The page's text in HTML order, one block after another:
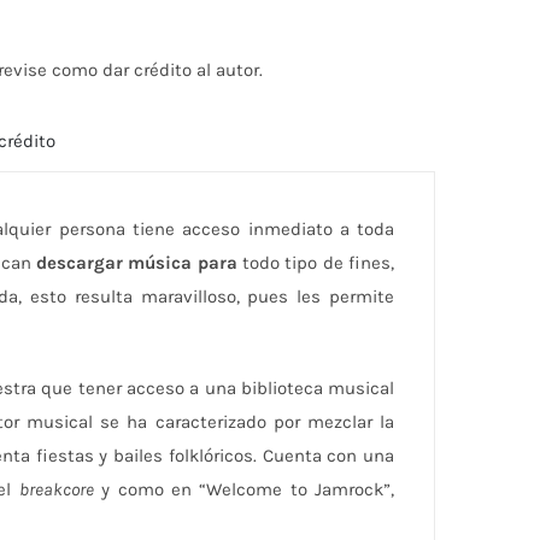
o
como dar crédito al autor.
persona tiene acceso inmediato a toda
descargar música para todo tipo de fines,
esto resulta maravilloso, pues les permite
que tener acceso a una biblioteca musical
musical se ha caracterizado por mezclar la
fiestas y bailes folklóricos. Cuenta con una
breakcorey como en “Welcome to Jamrock”,